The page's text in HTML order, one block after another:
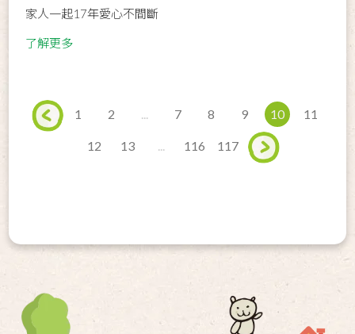
家人一起17年愛心不間斷
了解更多
1 2 ... 7 8 9 10 11
12 13 ... 116 117